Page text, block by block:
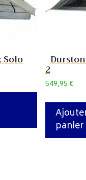
Solo
2
549,95€
panier